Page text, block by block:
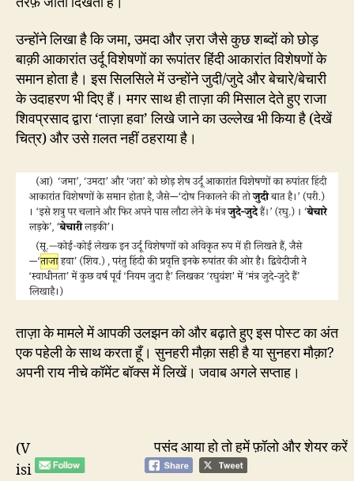
उन्होंने लिखा है कि जमा, उमदा और ज़रा जैसे कुछ शब्दों को छोड़
बाक़ी आकारांत उर्दू विशेषणों का रूपांतर हिंदी आकारांत विशेषणों के
समान होता है। इस सिलसिले में उन्होंने जुदी/जुदे और बेचारे/बेचारी
के उदाहरण भी दिए हैं। मगर साथ ही ताज़ा की मिसाल देते हुए राजा
शिवप्रसाद द्वारा ‘ताज़ा हवा’ लिखे जाने का उल्लेख भी किया है (देखें
चित्र) और उसे ग़लत नहीं ठहराया है।
ताज़ा के मामले में आपकी उलझन को और बढ़ाते हुए इस पोस्ट का अंत
एक पहेली के साथ करता हूँ। सुनहरी मौक़ा सही है या सुनहरा मौक़ा?
अपनी राय नीचे कॉमेंट बॉक्स में लिखें। जवाब अगले सप्ताह।
पसंद आया हो तो हमें फ़ॉलो और शेयर करें
(V
isi